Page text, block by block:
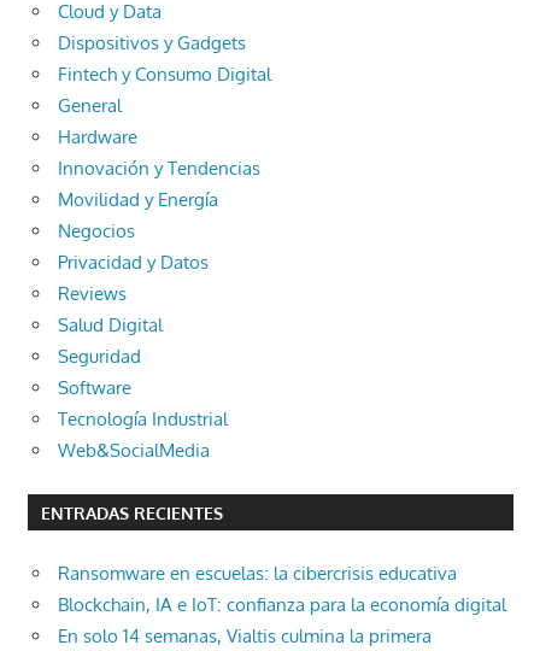
Cloud y Data
Dispositivos y Gadgets
Fintech y Consumo Digital
General
Hardware
Innovación y Tendencias
Movilidad y Energía
Negocios
Privacidad y Datos
Reviews
Salud Digital
Seguridad
Software
Tecnología Industrial
Web&SocialMedia
ENTRADAS RECIENTES
Ransomware en escuelas: la cibercrisis educativa
Blockchain, IA e IoT: confianza para la economía digital
En solo 14 semanas, Vialtis culmina la primera